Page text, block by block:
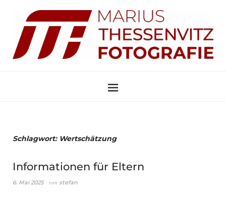
Schlagwort: Wertschätzung
Informationen für Eltern
6. Mai 2025 von stefan